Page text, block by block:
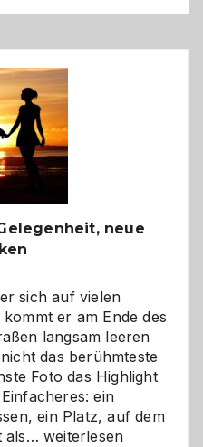
neue
sich auf vielen
er am Ende des
langsam leeren
das berühmteste
Foto das Highlight
ein
ein Platz, auf dem
als… Als
weiterlesen